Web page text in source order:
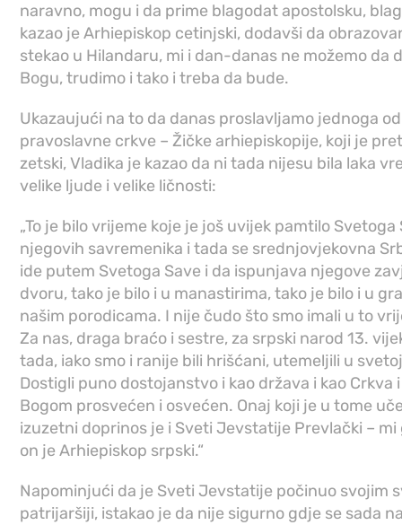
naravno, mogu i da prime blagodat apostolsku,
kazao je Arhiepiskop cetinjski, dodavši da
stekao u Hilandaru, mi i dan-danas ne možemo da
Bogu, trudimo i tako i treba da bude.
Ukazaujući na to da danas proslavljamo jednoga
pravoslavne crkve – Žičke arhiepiskopije, koji je
zetski, Vladika je kazao da ni tada nijesu bila laka
velike ljude i velike ličnosti:
„To je bilo vrijeme koje je još uvijek pamtilo Svetoga
njegovih savremenika i tada se srednjovjekovna
ide putem Svetoga Save i da ispunjava njegove
dvoru, tako je bilo i u manastirima, tako je bilo i u
našim porodicama. I nije čudo što smo imali u to
Za nas, draga braćo i sestre, za srpski narod 13.
tada, iako smo i ranije bili hrišćani, utemeljili u
Dostigli puno dostojanstvo i kao država i kao Crkva
Bogom prosvećen i osvećen. Onaj koji je u tome
izuzetni doprinos je i Sveti Jevstatije Prevlački – mi
on je Arhiepiskop srpski.“
Napominjući da je Sveti Jevstatije počinuo svojim
patrijaršiji, istakao je da nije sigurno gdje se sada